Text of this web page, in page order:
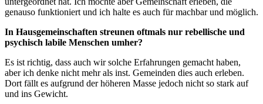
genauso funktioniert und ich halte es auch für machbar und möglich.
In Hausgemeinschaften streunen oftmals nur rebellische und
psychisch labile Menschen umher?
Es ist richtig, dass auch wir solche Erfahrungen gemacht haben,
aber ich denke nicht mehr als inst. Gemeinden dies auch erleben.
Dort fällt es aufgrund der höheren Masse jedoch nicht so stark auf
und ins Gewicht.